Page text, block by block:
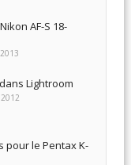
AF-S 18-
Lightroom
2012
pour le Pentax K-